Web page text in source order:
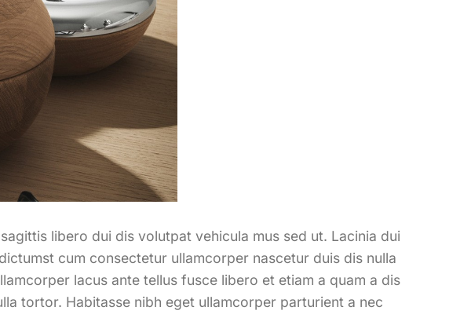
libero dui dis volutpat vehicula mus sed ut. Lacinia dui
cum consectetur ullamcorper nascetur duis dis nulla
lacus ante tellus fusce libero et etiam a quam a dis
tortor. Habitasse nibh eget ullamcorper parturient a nec